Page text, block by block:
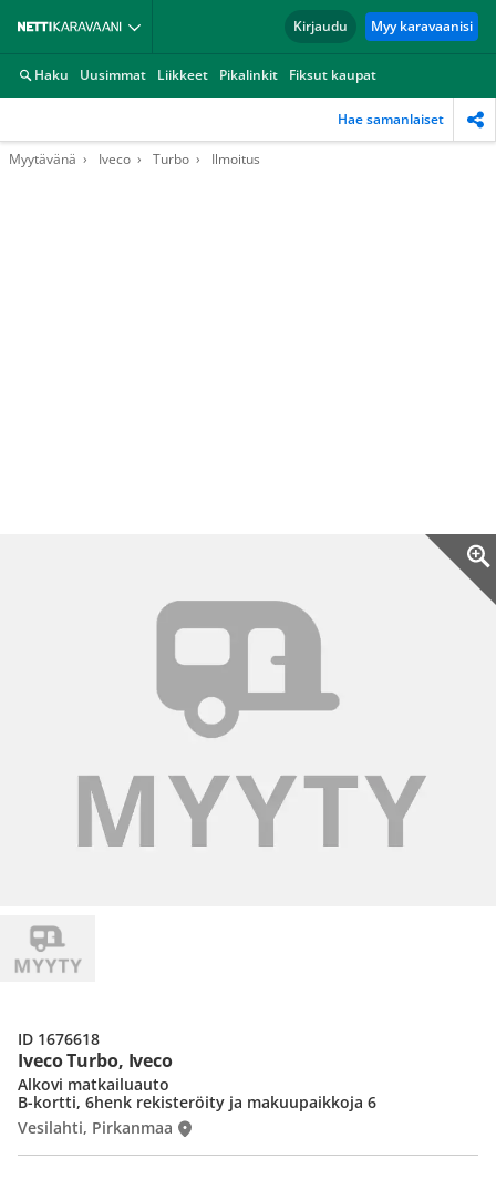
Kirjaudu Myy karavaanisi
Haku Uusimmat Liikkeet Pikalinkit Fiksut kaupat
Hae samanlaiset
Myytävänä Iveco Turbo Ilmoitus
Iveco Turbo, Iveco
Alkovi matkailuauto
B-kortti, 6henk rekisteröity ja makuupaikkoja 6
Vesilahti, Pirkanmaa
ID 1676618